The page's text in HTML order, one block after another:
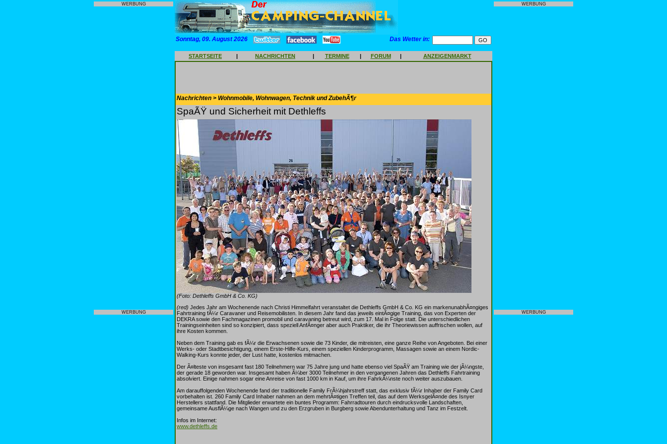
WERBUNG
WERBUNG
Sonntag, 09. August 2026 Das Wetter in:
STARTSEITE | NACHRICHTEN | TERMINE | FORUM | ANZEIGENMARKT
Nachrichten > Wohnmobile, Wohnwagen, Technik und ZubehÃ¶r
SpaÃŸ und Sicherheit mit Dethleffs
(Foto: Dethleffs GmbH & Co. KG)
(red) Jedes Jahr am Wochenende nach Christi Himmelfahrt veranstaltet die Dethleffs GmbH & Co. KG ein markenunabhÃ¤ngiges
Fahrtraining fÃ¼r Caravaner und Reisemobilisten. In diesem Jahr fand das jeweils eintÃ¤gige Training, das von Experten der
DEKRA sowie den Fachmagazinen promobil und caravaning betreut wird, zum 17. Mal in Folge statt. Die unterschiedlichen
Trainingseinheiten sind so konzipiert, dass speziell AnfÃ¤nger aber auch Praktiker, die ihr Theoriewissen auffrischen wollen, auf
ihre Kosten kommen.
Neben dem Training gab es fÃ¼r die Erwachsenen sowie die 73 Kinder, die mitreisten, eine ganze Reihe von Angeboten. Bei einer
Werks- oder Stadtbesichtigung, einem Erste-Hilfe-Kurs, einem speziellen Kinderprogramm, Massagen sowie an einem Nordic-
Walking-Kurs konnte jeder, der Lust hatte, kostenlos mitmachen.
Der Ã¤lteste von insgesamt fast 180 Teilnehmern war 75 Jahre jung und hatte ebenso viel SpaÃŸ am Training wie der jÃ¼ngste,
der gerade 18 geworden war. Insgesamt haben Ã¼ber 3000 Teilnehmer in den vergangenen Jahren das Dethleffs Fahrtraining
absolviert. Einige nahmen sogar eine Anreise von fast 1000 km in Kauf, um ihre FahrkÃ¼nste noch weiter auszubauen.
Am darauffolgenden Wochenende fand der traditionelle Family FrÃ¼hjahrstreff statt, das exklusiv fÃ¼r Inhaber der Family Card
vorbehalten ist. 260 Family Card Inhaber nahmen an dem mehrtÃ¤tigen Treffen teil, das auf dem WerksgelÃ¤nde des Isnyer
Herstellers stattfand. Die Mitglieder erwartete ein buntes Programm: Fahrradtouren durch eindrucksvolle Landschaften,
gemeinsame AusflÃ¼ge nach Wangen und zu den Erzgruben in Burgberg sowie Abendunterhaltung und Tanz im Festzelt.
Infos im Internet:
www.dethleffs.de
WERBUNG
WERBUNG